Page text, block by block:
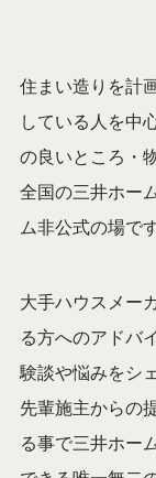
住まい造りを計
している人を中
の良いところ・
全国の三井ホー
ム非公式の場です
大手ハウスメー
る方へのアドバ
験談や悩みをシ
先輩施主からの
る事で三井ホー